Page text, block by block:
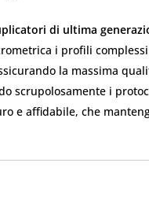
di ultima
i profili
la massima
scrupolosamente i
e affidabile, che